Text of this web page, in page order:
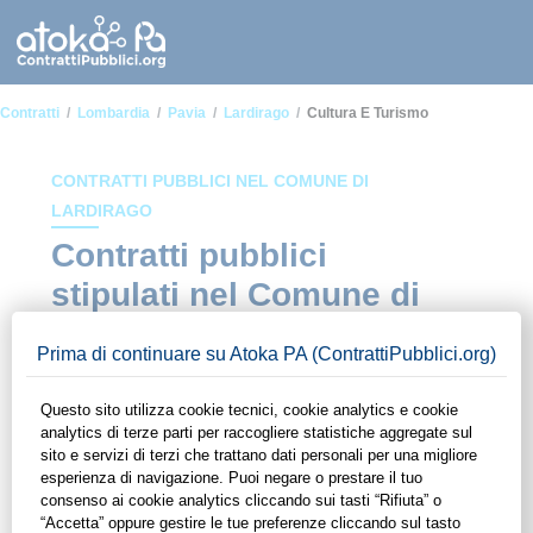
Contratti Lombardia Pavia Lardirago Cultura E Turismo
CONTRATTI PUBBLICI NEL COMUNE DI
LARDIRAGO
Contratti pubblici
stipulati nel Comune di
Cultura e turismo
In questa sezione del sito di ContrattiPubblici.org potrai avere
ad alcuni dei contratti presenti nella piattaforma stipulati
all'interno del Comune di Lardirago in ambito Cultura e
turismo. Grazie alle funzionalità di ContrattiPubblici.org potrai
monitorare la scadenza dei contratti pubblici di tuo interesse e
programmare la tua attività commerciale con le Pubbliche